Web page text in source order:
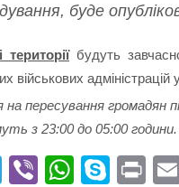
буде
територіїбудуть
військових
пересування громадян
з 23:00 до 05:00 години.
Te Vi
W
S
Pr